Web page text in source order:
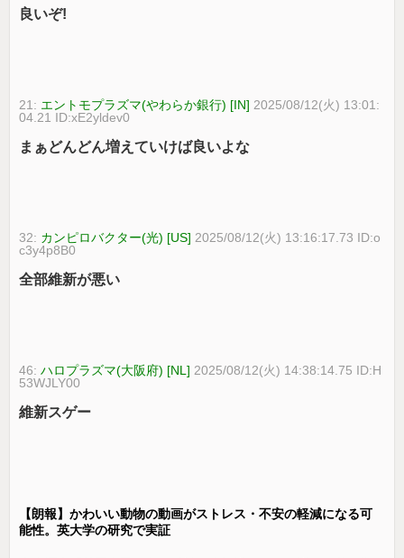
良いぞ!
21: エントモプラズマ(やわらか銀行) [IN] 2025/08/12(火) 13:01:
04.21 ID:xE2yldev0
まぁどんどん増えていけば良いよな
32: カンピロバクター(光) [US] 2025/08/12(火) 13:16:17.73 ID:o
c3y4p8B0
全部維新が悪い
46:ハロプラズマ(大阪府) [NL] 2025/08/12(火) 14:38:14.75 ID:H
53WJLY00
維新スゲー
【朗報】かわいい動物の動画がストレス・不安の軽減になる可
能性。英大学の研究で実証